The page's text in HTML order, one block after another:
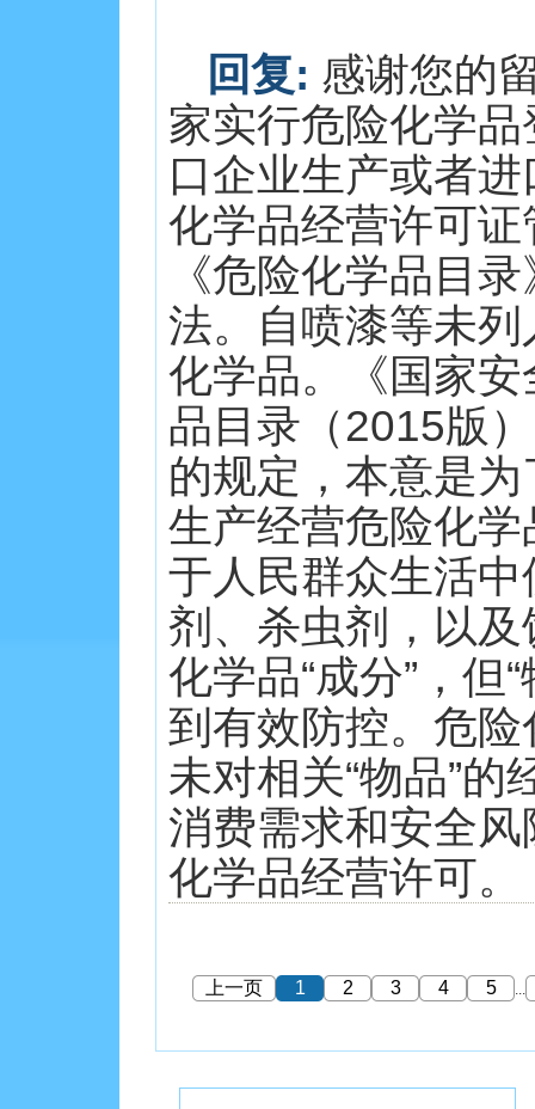
回复: 感谢您的
家实行危险化学
口企业生产或者
化学品经营许可
《危险化学品目
法。自喷漆等未
化学品。《国家
品目录（2015版
的规定，本意是为
生产经营危险化
于人民群众生活
剂、杀虫剂，以及
化学品“成分”，但
到有效防控。危
未对相关“物品”
消费需求和安全风
化学品经营许可
上一页 1 2 3 4 5 ...